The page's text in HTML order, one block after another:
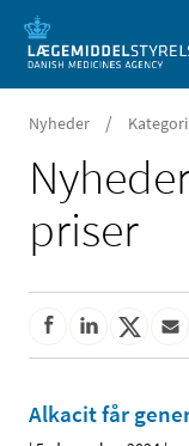
Nyheder / Kategori
priser
Alkacit får